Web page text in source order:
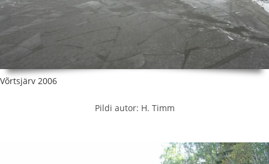
Võrtsjärv 2006
Pildi autor: H. Timm